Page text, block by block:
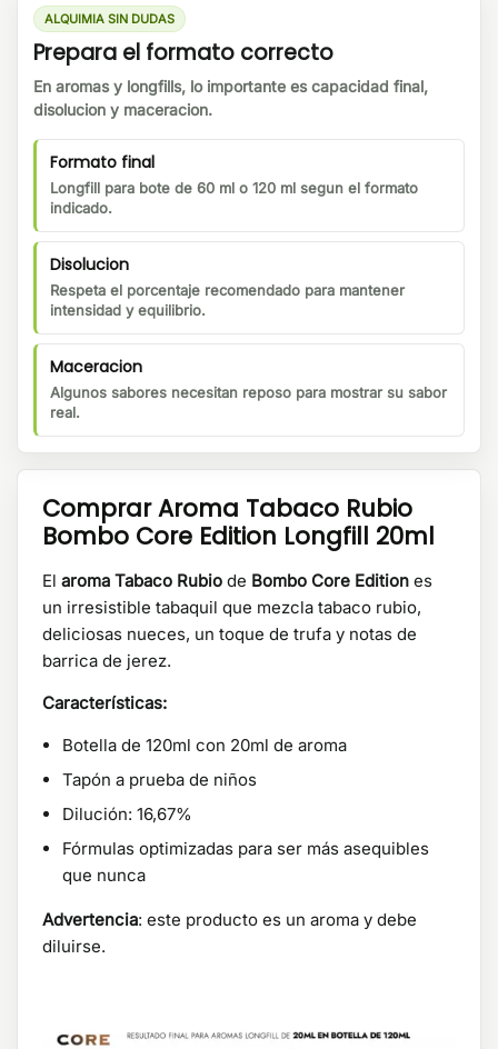
ALQUIMIA SIN DUDAS
Prepara el formato correcto
En aromas y longfills, lo importante es capacidad final,
disolucion y maceracion.
Formato final
Longfill para bote de 60 ml o 120 ml segun el formato
indicado.
Disolucion
Respeta el porcentaje recomendado para mantener
intensidad y equilibrio.
Maceracion
Algunos sabores necesitan reposo para mostrar su sabor
real.
Comprar Aroma Tabaco Rubio
Bombo Core Edition Longfill 20ml
El aroma Tabaco Rubio de Bombo Core Edition es
un irresistible tabaquil que mezcla tabaco rubio,
deliciosas nueces, un toque de trufa y notas de
barrica de jerez.
Características:
Botella de 120ml con 20ml de aroma
Tapón a prueba de niños
Dilución: 16,67%
Fórmulas optimizadas para ser más asequibles
que nunca
Advertencia: este producto es un aroma y debe
diluirse.